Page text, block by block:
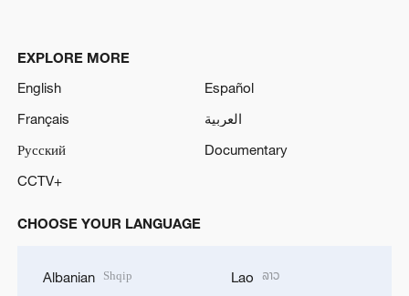
EXPLORE MORE
English
Español
Français
العربية
Русский
Documentary
CCTV+
CHOOSE YOUR LANGUAGE
Albanian Shqip Lao ລາວ